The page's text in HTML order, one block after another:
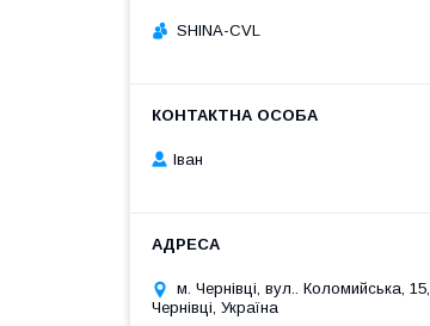
SHINA-CVL
Іван
м. Чернівці, вул.. Коломийська, 15,
Чернівці, Україна